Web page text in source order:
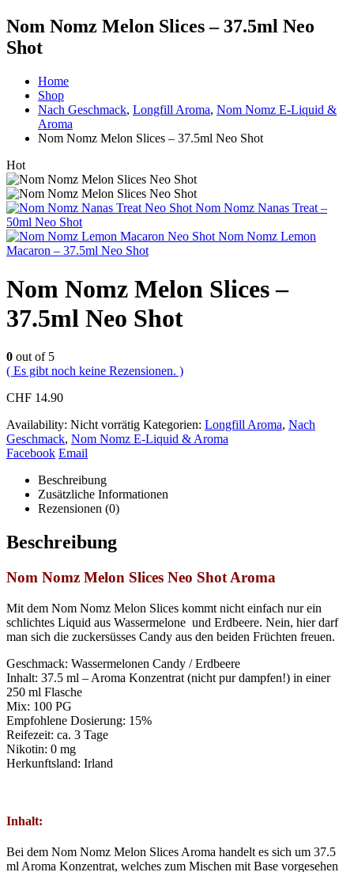
Nom Nomz Melon Slices – 37.5ml Neo
Shot
Home
Shop
Nach Geschmack, Longfill Aroma, Nom Nomz E-Liquid &
Aroma
Nom Nomz Melon Slices – 37.5ml Neo Shot
Hot
Nom Nomz Nanas Treat –
50ml Neo Shot
Nom Nomz Lemon
Macaron – 37.5ml Neo Shot
Nom Nomz Melon Slices –
37.5ml Neo Shot
0 out of 5
( Es gibt noch keine Rezensionen. )
CHF 14.90
Availability: Nicht vorrätig Kategorien: Longfill Aroma, Nach
Geschmack, Nom Nomz E-Liquid & Aroma
Facebook Email
Beschreibung
Zusätzliche Informationen
Rezensionen (0)
Beschreibung
Nom Nomz Melon Slices Neo Shot Aroma
Mit dem Nom Nomz Melon Slices kommt nicht einfach nur ein
schlichtes Liquid aus Wassermelone und Erdbeere. Nein, hier darf
man sich die zuckersüsses Candy aus den beiden Früchten freuen.
Geschmack: Wassermelonen Candy / Erdbeere
Inhalt: 37.5 ml – Aroma Konzentrat (nicht pur dampfen!) in einer
250 ml Flasche
Mix: 100 PG
Empfohlene Dosierung: 15%
Reifezeit: ca. 3 Tage
Nikotin: 0 mg
Herkunftsland: Irland
Inhalt:
Bei dem Nom Nomz Melon Slices Aroma handelt es sich um 37.5
ml Aroma Konzentrat, welches zum Mischen mit Base vorgesehen